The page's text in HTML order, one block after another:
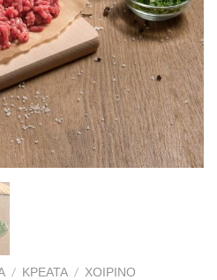
/ ΚΡΕΑΤΑ / ΧΟΙΡΙΝΌ